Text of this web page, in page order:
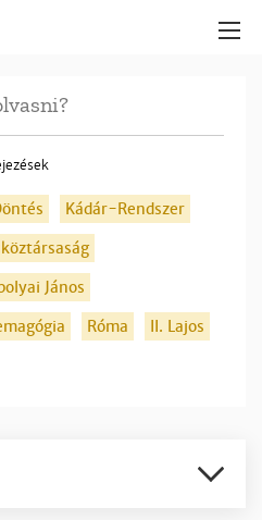
Kádár-Rendszer
János
Róma
II. Lajos